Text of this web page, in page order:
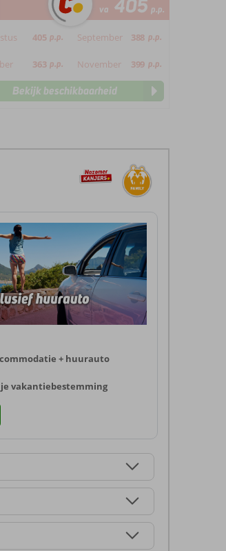
va 405 p.p.
405 p.p. September 388 p.p.
363 p.p. November 399 p.p.
Bekijk beschikbaarheid
+ huurauto
vakantiebestemming